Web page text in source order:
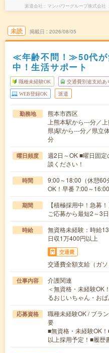
派遣会社 マンパワーグループ株式会
未読 掲載日 2026/08/05
≪年齢不問！≫50代が
中！生活サポート
職種未経験OK 交通費別途支給あ
WEB登録OK 派遣
勤務地
熊本市西区
上熊本駅から---分／
県)駅から---分／県立
分
曜日頻度
週2日～OK ■曜日固
談ください！
時間
9:00～18:00（休憩60
OK！早番 7:00～
期間
【積極採用中！急募
ご応募から最短2～3
時給
無資格未経験：時
日収1万400円以上
交通費
交通費全額支給（ガソ
仕事内容
介護関連
＜無資格・未経験OK
るおじいちゃん・お
応募資格
職種未経験OK / ブラ
要
■無資格・未経験OK
以上採用予定！■履